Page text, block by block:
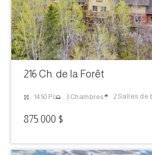
216 Ch. de la Forêt
1450 Pc 3 Chambres 2 Salles de
875 000 $